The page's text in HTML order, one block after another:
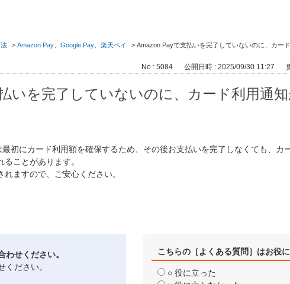
> Amazon Pay、Google Pay、楽天ペイ > Amazon Payで支払いを完了していないのに、カー
No : 5084 公開日時 : 2025/09/30 11:27
いを完了していないのに、カード利用通知
初にカード利用額を確保するため、その後お支払いを完了しなくても、カ
ことがあります。
ますので、ご安心ください。
せください。
ください。
こちらの［よくある質問］はお役
○ 役に立った